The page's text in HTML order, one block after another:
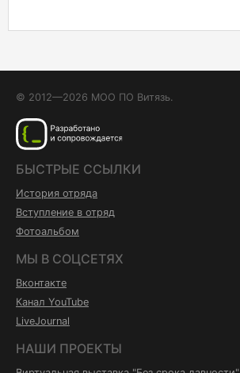
© 2012—2026 МОО ПО Витязь.
БЫСТРЫЕ ССЫЛКИ
История отряда
Вступление в отряд
Фотоальбом
МЫ В СОЦСЕТЯХ
Вконтакте
Канал YouTube
LiveJournal
НАШИ ПРОЕКТЫ